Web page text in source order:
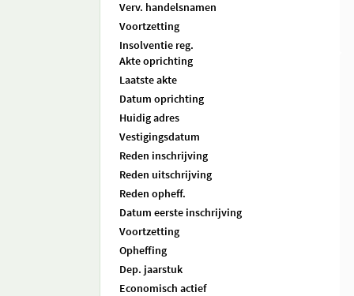
Verv. handelsnamen
Voortzetting
Insolventie reg.
Akte oprichting
Laatste akte
Datum oprichting
Huidig adres
Vestigingsdatum
Reden inschrijving
Reden uitschrijving
Reden opheff.
Datum eerste inschrijving
Voortzetting
Opheffing
Dep. jaarstuk
Economisch actief